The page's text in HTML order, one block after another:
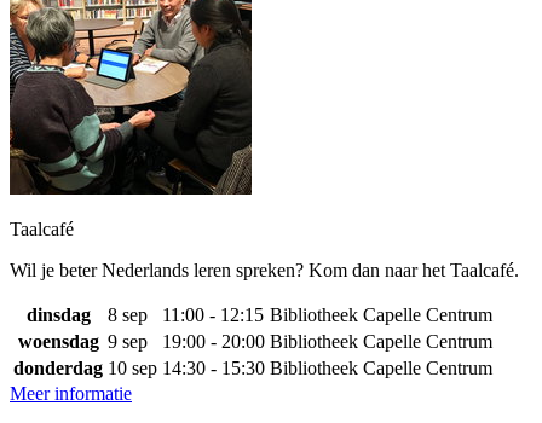
Taalcafé
Wil je beter Nederlands leren spreken? Kom dan naar het Taalcafé.
dinsdag 8 sep 11:00 - 12:15 Bibliotheek Capelle Centrum
woensdag 9 sep 19:00 - 20:00 Bibliotheek Capelle Centrum
donderdag 10 sep 14:30 - 15:30 Bibliotheek Capelle Centrum
Meer informatie